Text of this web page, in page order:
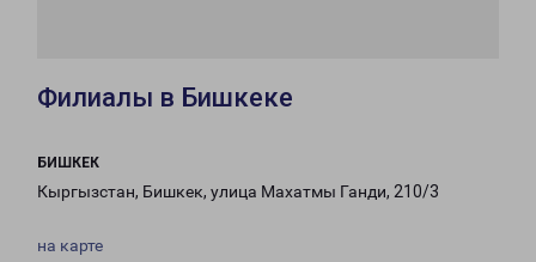
Филиалы в Бишкеке
БИШКЕК
Кыргызстан, Бишкек, улица Махатмы Ганди, 210/3
на карте